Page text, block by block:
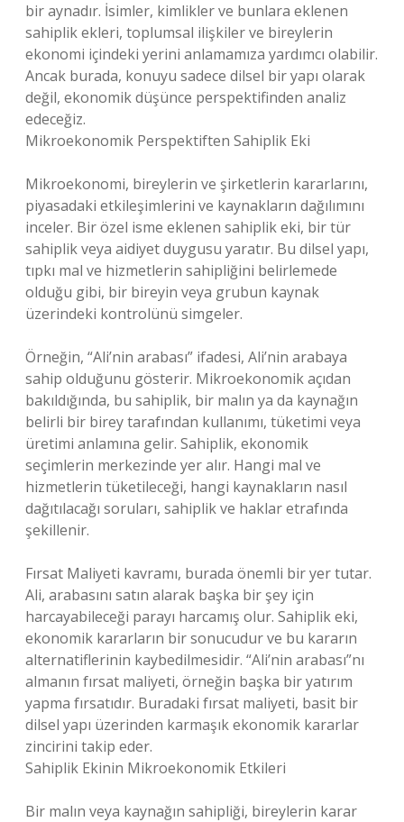
bir aynadır. İsimler, kimlikler ve bunlara eklenen
sahiplik ekleri, toplumsal ilişkiler ve bireylerin
ekonomi içindeki yerini anlamamıza yardımcı olabilir.
Ancak burada, konuyu sadece dilsel bir yapı olarak
değil, ekonomik düşünce perspektifinden analiz
edeceğiz.
Mikroekonomik Perspektiften Sahiplik Eki
Mikroekonomi, bireylerin ve şirketlerin kararlarını,
piyasadaki etkileşimlerini ve kaynakların dağılımını
inceler. Bir özel isme eklenen sahiplik eki, bir tür
sahiplik veya aidiyet duygusu yaratır. Bu dilsel yapı,
tıpkı mal ve hizmetlerin sahipliğini belirlemede
olduğu gibi, bir bireyin veya grubun kaynak
üzerindeki kontrolünü simgeler.
Örneğin, “Ali’nin arabası” ifadesi, Ali’nin arabaya
sahip olduğunu gösterir. Mikroekonomik açıdan
bakıldığında, bu sahiplik, bir malın ya da kaynağın
belirli bir birey tarafından kullanımı, tüketimi veya
üretimi anlamına gelir. Sahiplik, ekonomik
seçimlerin merkezinde yer alır. Hangi mal ve
hizmetlerin tüketileceği, hangi kaynakların nasıl
dağıtılacağı soruları, sahiplik ve haklar etrafında
şekillenir.
Fırsat Maliyeti kavramı, burada önemli bir yer tutar.
Ali, arabasını satın alarak başka bir şey için
harcayabileceği parayı harcamış olur. Sahiplik eki,
ekonomik kararların bir sonucudur ve bu kararın
alternatiflerinin kaybedilmesidir. “Ali’nin arabası”nı
almanın fırsat maliyeti, örneğin başka bir yatırım
yapma fırsatıdır. Buradaki fırsat maliyeti, basit bir
dilsel yapı üzerinden karmaşık ekonomik kararlar
zincirini takip eder.
Sahiplik Ekinin Mikroekonomik Etkileri
Bir malın veya kaynağın sahipliği, bireylerin karar